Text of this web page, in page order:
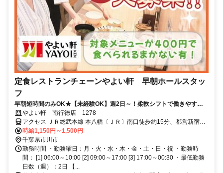
定食レストランチェーンやよい軒 早朝ホールスタッ
フ
早朝短時間のみOK★【未経験OK】週2日～！柔軟シフトで働きやす
い！学校・家事との両立◎＜オンライン面接実施中＞
やよい軒 南行徳店 1278
アクセス ＪＲ総武本線 本八幡〔ＪＲ〕南口徒歩約15分、都営新宿線
本八幡〔新宿線〕A2口徒歩約17分、京成本線 鬼越徒歩約17分 南行徳
駅南口より徒歩1分
時給1,150円～1,500円
千葉県市川市
勤務時間 ・勤務曜日：月・火・水・木・金・土・日・祝 ・勤務時
間： [1] 06:00～10:00 [2] 09:00～17:00 [3] 17:00～00:30 ・最低勤務
日数（週）：2日 【...